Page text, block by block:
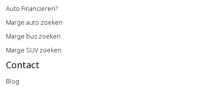
Auto Financieren?
Marge auto zoeken
Marge bus zoeken
Marge SUV zoeken
Contact
Blog